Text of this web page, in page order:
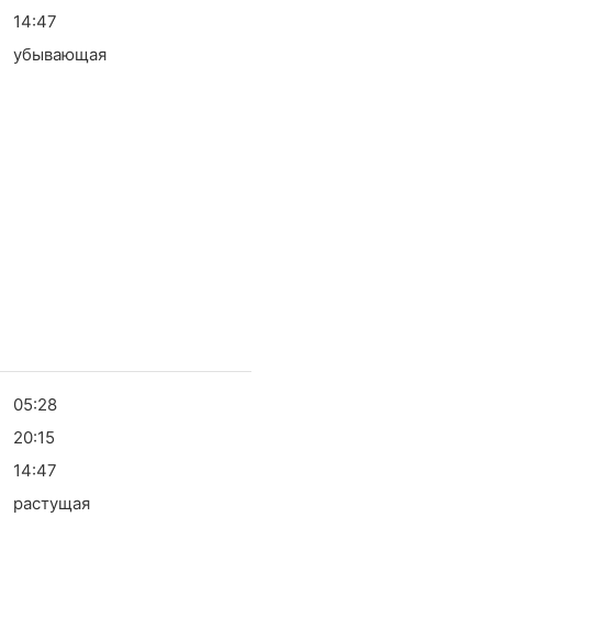
14:47
убывающая
05:28
20:15
14:47
растущая